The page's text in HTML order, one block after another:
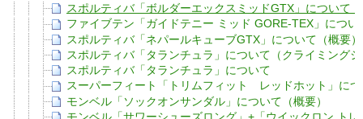
スポルティバ「ボルダーエックスミッドGTX」について
ファイブテン「ガイドテニー ミッド GORE-TEX」につい
スポルティバ「ネパールキューブGTX」について（概要）
スポルティバ「タランチュラ」について（クライミング
スポルティバ「タランチュラ」について
スーパーフィート「トリムフィット レッドホット」に
モンベル「ソックオンサンダル」について（概要）